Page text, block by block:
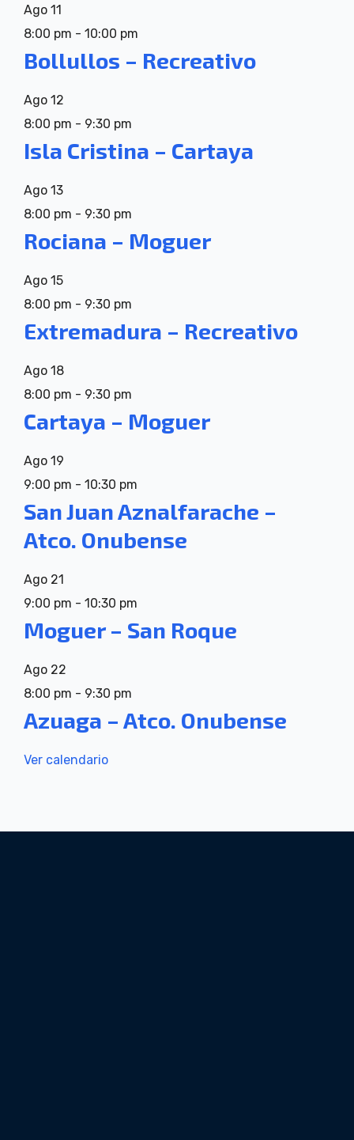
Ago 11
8:00 pm - 10:00 pm
Bollullos – Recreativo
Ago 12
8:00 pm - 9:30 pm
Isla Cristina – Cartaya
Ago 13
8:00 pm - 9:30 pm
Rociana – Moguer
Ago 15
8:00 pm - 9:30 pm
Extremadura – Recreativo
Ago 18
8:00 pm - 9:30 pm
Cartaya – Moguer
Ago 19
9:00 pm - 10:30 pm
San Juan Aznalfarache –
Atco. Onubense
Ago 21
9:00 pm - 10:30 pm
Moguer – San Roque
Ago 22
8:00 pm - 9:30 pm
Azuaga – Atco. Onubense
Ver calendario